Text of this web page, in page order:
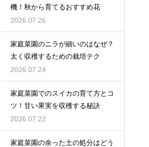
機！秋から育てるおすすめ花
2026.07.26
家庭菜園のニラが細いのはなぜ？
太く収穫するための栽培テク
2026.07.24
家庭菜園でのスイカの育て方とコ
ツ！甘い果実を収穫する秘訣
2026.07.22
家庭菜園の余った土の処分はどう